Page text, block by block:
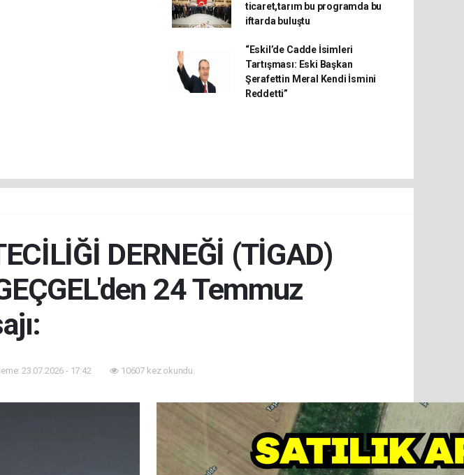
ticaret,tarım bu programda bu
iftarda buluştu
“Eskil’de Cadde İsimleri
Tartışması: Eski Başkan
Şerafettin Meral Kendi İsmini
Reddetti”
DERNEĞİ (TİGAD)
24 Temmuz
23.07.2026 - 17:42 10607 kez okundu.